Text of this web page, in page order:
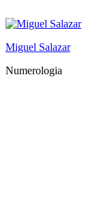
al
Miguel Salazar
Numerologia